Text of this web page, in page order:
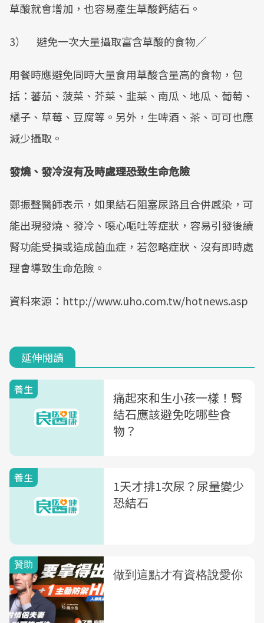
草酸就會增加，也容易產生草酸鈣結石。
3） 避免一次大量攝取富含草酸的食物／
用餐時應避免同時大量食用草酸含量高的食物，包
括：蕃茄、菠菜、芥菜、韭菜、南瓜、地瓜、葡萄、
橘子、草莓、豆腐等。另外，生啤酒、茶、可可也應
減少攝取。
發燒、發冷沒有及時處理恐致生命危險
鄭振聲醫師表示，如果結石阻塞尿路且合併感染，可
能出現發燒、發冷、噁心嘔吐等症狀，容易引發後續
腎功能受損或造成菌血症，若忽略症狀、沒有即時處
理會導致生命危險。
資料來源：http://www.uho.com.tw/hotnews.asp
延伸閱讀
養生
痛起來和生小孩一樣！腎
結石應該避免吃哪些食
物？
養生
1天才排1次尿？尿量變少
恐結石